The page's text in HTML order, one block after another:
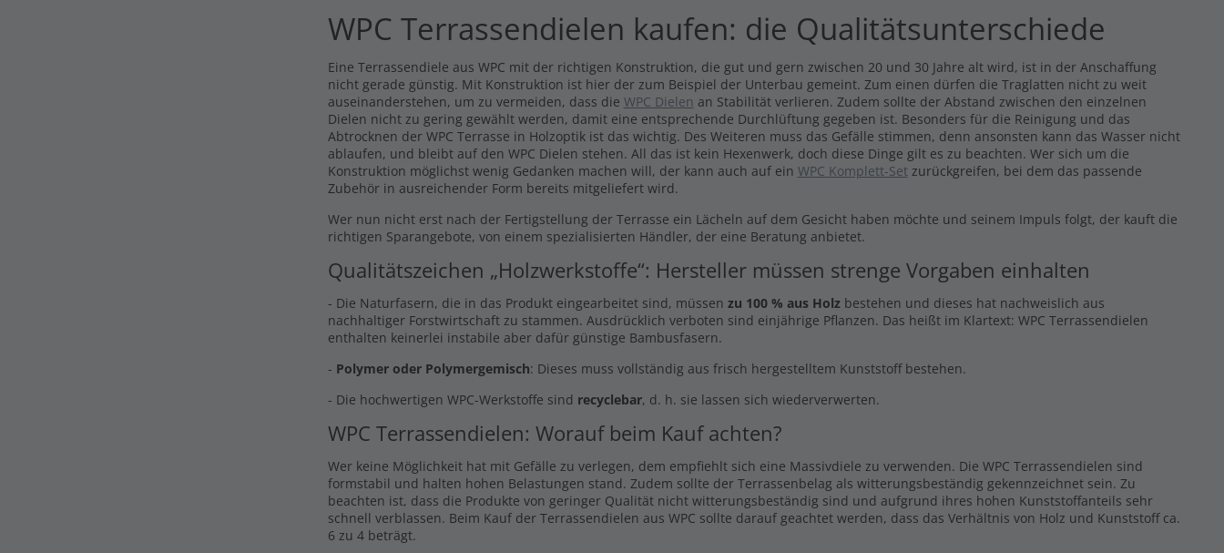
WPC Terrassendielen kaufen: die Qualitätsunterschiede
Eine Terrassendiele aus WPC mit der richtigen Konstruktion, die gut und gern zwischen 20 und 30 Jahre alt wird, ist in der Anschaffung
nicht gerade günstig. Mit Konstruktion ist hier der zum Beispiel der Unterbau gemeint. Zum einen dürfen die Traglatten nicht zu weit
auseinanderstehen, um zu vermeiden, dass die WPC Dielen an Stabilität verlieren. Zudem sollte der Abstand zwischen den einzelnen
Dielen nicht zu gering gewählt werden, damit eine entsprechende Durchlüftung gegeben ist. Besonders für die Reinigung und das
Abtrocknen der WPC Terrasse in Holzoptik ist das wichtig. Des Weiteren muss das Gefälle stimmen, denn ansonsten kann das Wasser nicht
ablaufen, und bleibt auf den WPC Dielen stehen. All das ist kein Hexenwerk, doch diese Dinge gilt es zu beachten. Wer sich um die
Konstruktion möglichst wenig Gedanken machen will, der kann auch auf ein WPC Komplett-Setzurückgreifen, bei dem das passende
Zubehör in ausreichender Form bereits mitgeliefert wird.
Wer nun nicht erst nach der Fertigstellung der Terrasse ein Lächeln auf dem Gesicht haben möchte und seinem Impuls folgt, der kauft die
richtigen Sparangebote, von einem spezialisierten Händler, der eine Beratung anbietet.
Qualitätszeichen „Holzwerkstoffe“: Hersteller müssen strenge Vorgaben einhalten
- Die Naturfasern, die in das Produkt eingearbeitet sind, müssen zu 100 % aus Holz bestehen und dieses hat nachweislich aus
nachhaltiger Forstwirtschaft zu stammen. Ausdrücklich verboten sind einjährige Pflanzen. Das heißt im Klartext: WPC Terrassendielen
enthalten keinerlei instabile aber dafür günstige Bambusfasern.
- Polymer oder Polymergemisch: Dieses muss vollständig aus frisch hergestelltem Kunststoff bestehen.
- Die hochwertigen WPC-Werkstoffe sind recyclebar, d. h. sie lassen sich wiederverwerten.
WPC Terrassendielen: Worauf beim Kauf achten?
Wer keine Möglichkeit hat mit Gefälle zu verlegen, dem empfiehlt sich eine Massivdiele zu verwenden. Die WPC Terrassendielen sind
formstabil und halten hohen Belastungen stand. Zudem sollte der Terrassenbelag als witterungsbeständig gekennzeichnet sein. Zu
beachten ist, dass die Produkte von geringer Qualität nicht witterungsbeständig sind und aufgrund ihres hohen Kunststoffanteils sehr
schnell verblassen. Beim Kauf der Terrassendielen aus WPC sollte darauf geachtet werden, dass das Verhältnis von Holz und Kunststoff ca.
6 zu 4 beträgt.